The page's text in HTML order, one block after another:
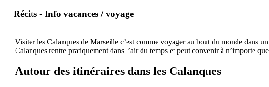
Récits - Info vacances / voyage
Visiter les Calanques de Marseille c’est comme voyager au bout du monde dans
Calanques rentre pratiquement dans l’air du temps et peut convenir à n’importe
Autour des itinéraires dans les Calanques